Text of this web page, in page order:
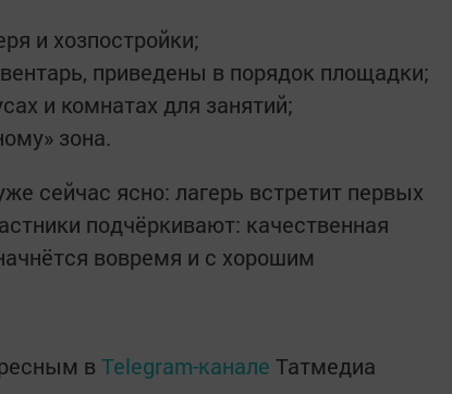
и хозпостройки;
приведены в порядок площадки;
и комнатах для занятий;
зона.
сейчас ясно: лагерь встретит первых
подчёркивают: качественная
вовремя и с хорошим
в Telegram-канале Татмедиа